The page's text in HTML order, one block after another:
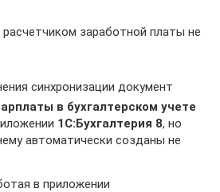
заработной платы не
синхронизации документ
в бухгалтерском учете
1C:Бухгалтерия 8, но
автоматически созданы не
в приложении